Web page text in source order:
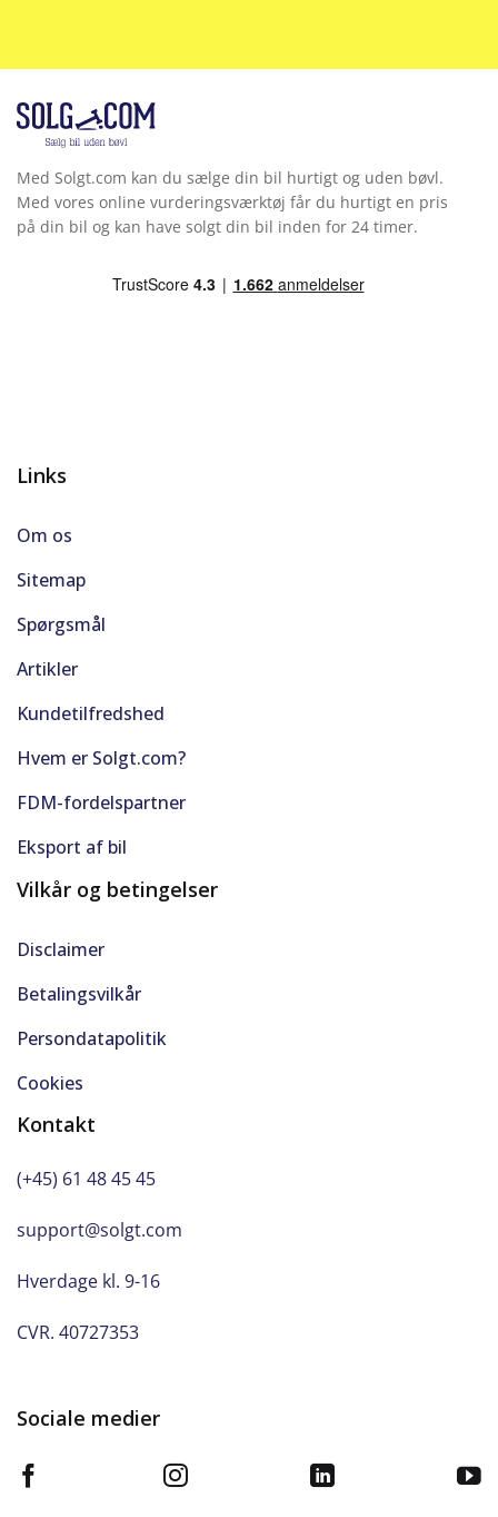
Med Solgt.com kan du sælge din bil hurtigt og uden bøvl.
Med vores online vurderingsværktøj får du hurtigt en pris
på din bil og kan have solgt din bil inden for 24 timer.
Links
Om os
Sitemap
Spørgsmål
Artikler
Kundetilfredshed
Hvem er Solgt.com?
FDM-fordelspartner
Eksport af bil
Vilkår og betingelser
Disclaimer
Betalingsvilkår
Persondatapolitik
Cookies
Kontakt
(+45) 61 48 45 45
support@solgt.com
Hverdage kl. 9-16
CVR. 40727353
Sociale medier